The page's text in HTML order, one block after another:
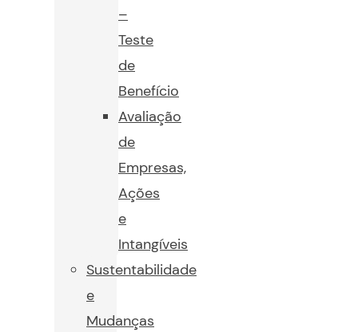
–
Teste
de
Benefício
Avaliação
de
Empresas,
Ações
e
Intangíveis
Sustentabilidade
e
Mudanças